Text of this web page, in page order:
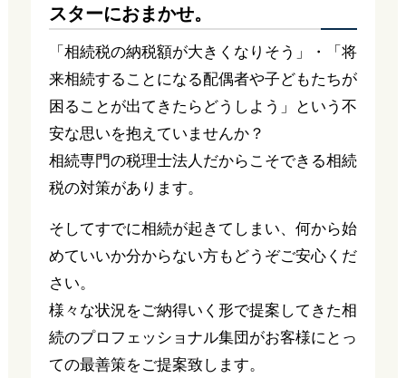
スターにおまかせ。
「相続税の納税額が大きくなりそう」・「将
来相続することになる配偶者や子どもたちが
困ることが出てきたらどうしよう」という不
安な思いを抱えていませんか？
相続専門の税理士法人だからこそできる相続
税の対策があります。
そしてすでに相続が起きてしまい、何から始
めていいか分からない方もどうぞご安心くだ
さい。
様々な状況をご納得いく形で提案してきた相
続のプロフェッショナル集団がお客様にとっ
ての最善策をご提案致します。